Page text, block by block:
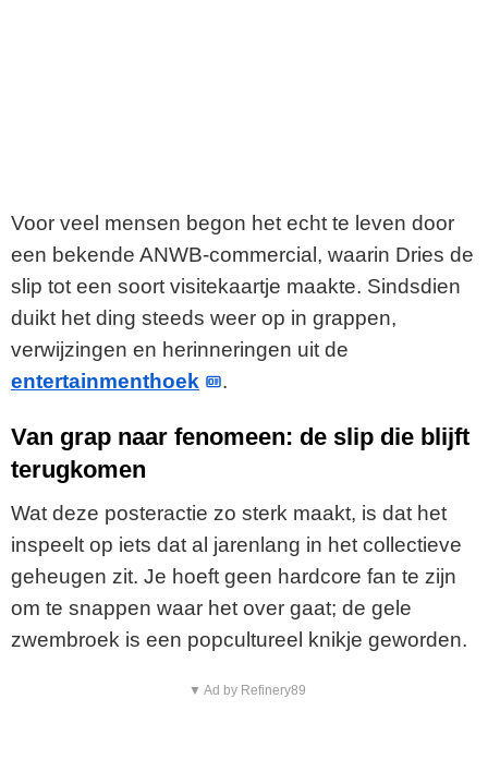
Voor veel mensen begon het echt te leven door
een bekende ANWB-commercial, waarin Dries de
slip tot een soort visitekaartje maakte. Sindsdien
duikt het ding steeds weer op in grappen,
verwijzingen en herinneringen uit de
entertainmenthoek
.
Van grap naar fenomeen: de slip die blijft
terugkomen
Wat deze posteractie zo sterk maakt, is dat het
inspeelt op iets dat al jarenlang in het collectieve
geheugen zit. Je hoeft geen hardcore fan te zijn
om te snappen waar het over gaat; de gele
zwembroek is een popcultureel knikje geworden.
▼ Ad by Refinery89